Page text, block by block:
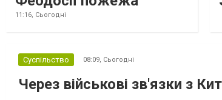
11:16, Сьогодні
Суспільство 08:09, Сьогодні
Через військові зв'язки з